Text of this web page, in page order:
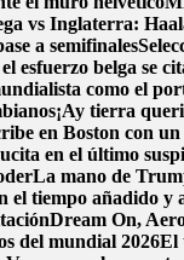
vs Inglaterra:
a semifinales
esfuerzo belga se
como el
¡Ay tierra
en Boston con
en el último
La mano de
el tiempo añadido
Dream On,
del mundial 2026El